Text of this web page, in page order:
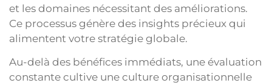
et les domaines nécessitant des améliorations.
Ce processus génère des insights précieux qui
alimentent votre stratégie globale.
Au-delà des bénéfices immédiats, une évaluation
constante cultive une culture organisationnelle